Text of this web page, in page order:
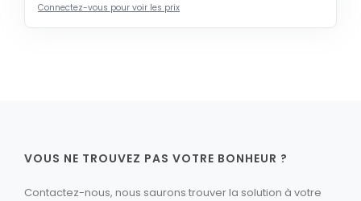
Connectez-vous pour voir les prix
VOUS NE TROUVEZ PAS VOTRE BONHEUR ?
Contactez-nous, nous saurons trouver la solution à votre